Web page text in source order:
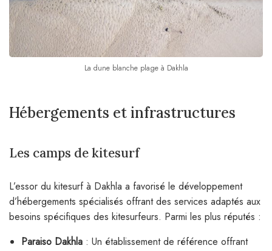
La dune blanche plage à Dakhla
Hébergements et infrastructures
Les camps de kitesurf
L’essor du kitesurf à Dakhla a favorisé le développement
d’hébergements spécialisés offrant des services adaptés aux
besoins spécifiques des kitesurfeurs. Parmi les plus réputés :
Paraiso Dakhla : Un établissement de référence offrant